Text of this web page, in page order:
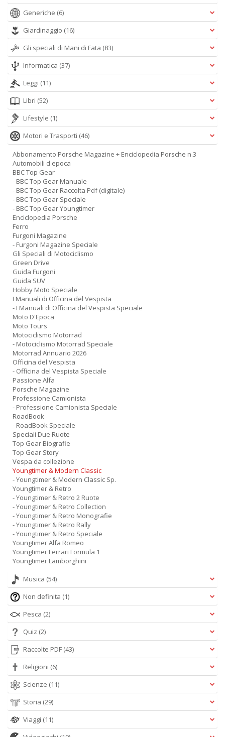
Generiche (6)
Giardinaggio (16)
Gli speciali di Mani di Fata (83)
Informatica (37)
Leggi (11)
Libri (52)
Lifestyle (1)
Motori e Trasporti (46)
Abbonamento Porsche Magazine + Enciclopedia Porsche n.3
Automobili d epoca
BBC Top Gear
- BBC Top Gear Manuale
- BBC Top Gear Raccolta Pdf (digitale)
- BBC Top Gear Speciale
- BBC Top Gear Youngtimer
Enciclopedia Porsche
Ferro
Furgoni Magazine
- Furgoni Magazine Speciale
Gli Speciali di Motociclismo
Green Drive
Guida Furgoni
Guida SUV
Hobby Moto Speciale
I Manuali di Officina del Vespista
- I Manuali di Officina del Vespista Speciale
Moto D'Epoca
Moto Tours
Motociclismo Motorrad
- Motociclismo Motorrad Speciale
Motorrad Annuario 2026
Officina del Vespista
- Officina del Vespista Speciale
Passione Alfa
Porsche Magazine
Professione Camionista
- Professione Camionista Speciale
RoadBook
- RoadBook Speciale
Speciali Due Ruote
Top Gear Biografie
Top Gear Story
Vespa da collezione
Youngtimer & Modern Classic
- Youngtimer & Modern Classic Sp.
Youngtimer & Retro
- Youngtimer & Retro 2 Ruote
- Youngtimer & Retro Collection
- Youngtimer & Retro Monografie
- Youngtimer & Retro Rally
- Youngtimer & Retro Speciale
Youngtimer Alfa Romeo
Youngtimer Ferrari Formula 1
Youngtimer Lamborghini
Musica (54)
Non definita (1)
Pesca (2)
Quiz (2)
Raccolte PDF (43)
Religioni (6)
Scienze (11)
Storia (29)
Viaggi (11)